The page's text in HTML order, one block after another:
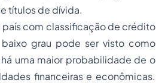
títulos de dívida.
país com classificação de crédito
grau pode ser visto como
uma maior probabilidade de o
financeiras e econômicas.